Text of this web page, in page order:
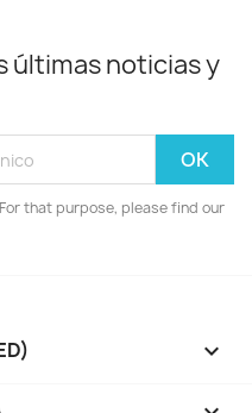
últimas noticias y
that purpose, please find our
